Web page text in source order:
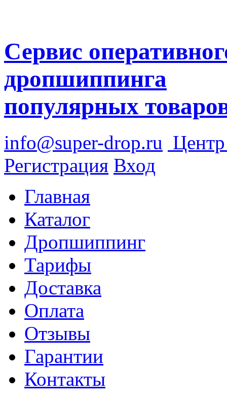
Сервис
дропшиппинга
популярных
info@super-drop.ru
Регистрация Вход
Главная
Каталог
Дропшиппинг
Тарифы
Доставка
Оплата
Отзывы
Гарантии
Контакты